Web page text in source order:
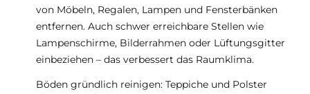
von Möbeln, Regalen, Lampen und Fensterbänken
entfernen. Auch schwer erreichbare Stellen wie
Lampenschirme, Bilderrahmen oder Lüftungsgitter
einbeziehen – das verbessert das Raumklima.
Böden gründlich reinigen: Teppiche und Polster